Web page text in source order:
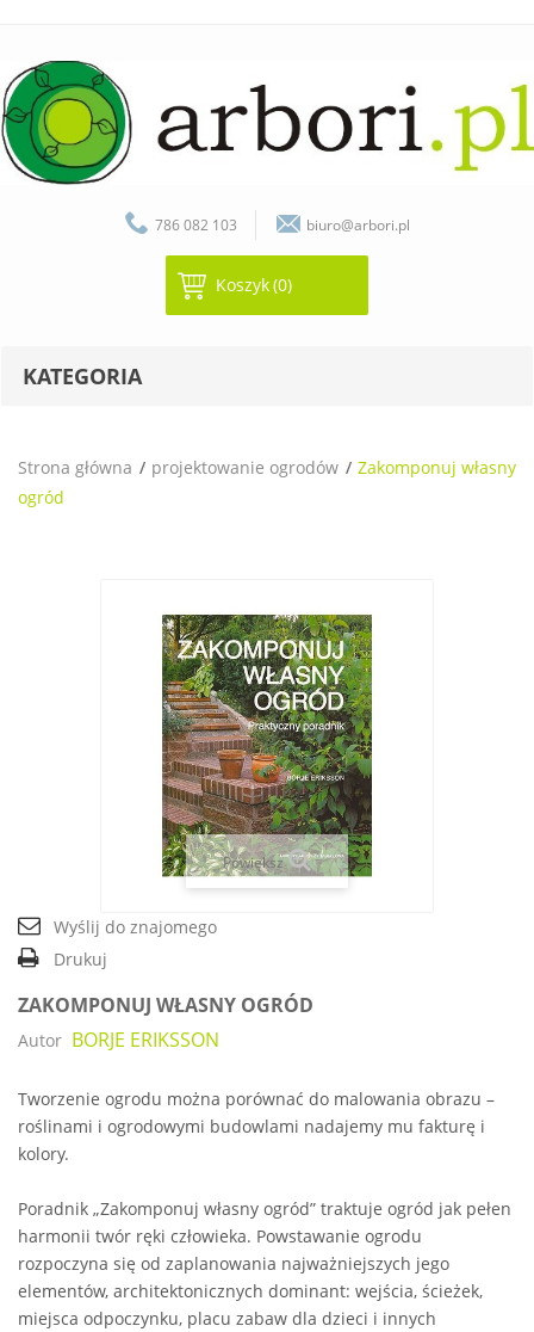
786 082 103 biuro@arbori.pl
Koszyk(0)
KATEGORIA
Strona główna projektowanie ogrodów
Zakomponuj własny
ogród
Powiększ
Wyślij do znajomego
Drukuj
ZAKOMPONUJ WŁASNY OGRÓD
Autor BORJE ERIKSSON
Tworzenie ogrodu można porównać do malowania obrazu –
roślinami i ogrodowymi budowlami nadajemy mu fakturę i
kolory.
Poradnik „Zakomponuj własny ogród” traktuje ogród jak pełen
harmonii twór ręki człowieka. Powstawanie ogrodu
rozpoczyna się od zaplanowania najważniejszych jego
elementów, architektonicznych dominant: wejścia, ścieżek,
miejsca odpoczynku, placu zabaw dla dzieci i innych